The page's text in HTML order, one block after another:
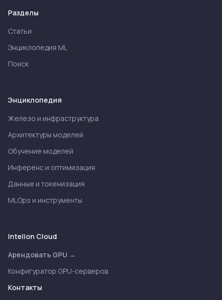
Разделы
Статьи
Энциклопедия ML
Поиск
Энциклопедия
Железо и инфраструктура
Архитектуры моделей
Обучение моделей
Инференс и оптимизация
Данные и токенизация
MLOps и инструменты
Intelion Cloud
Арендовать GPU →
Конфигуратор GPU-серверов
Контакты